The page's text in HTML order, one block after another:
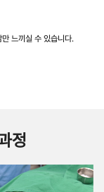
느끼실 수 있습니다.
정